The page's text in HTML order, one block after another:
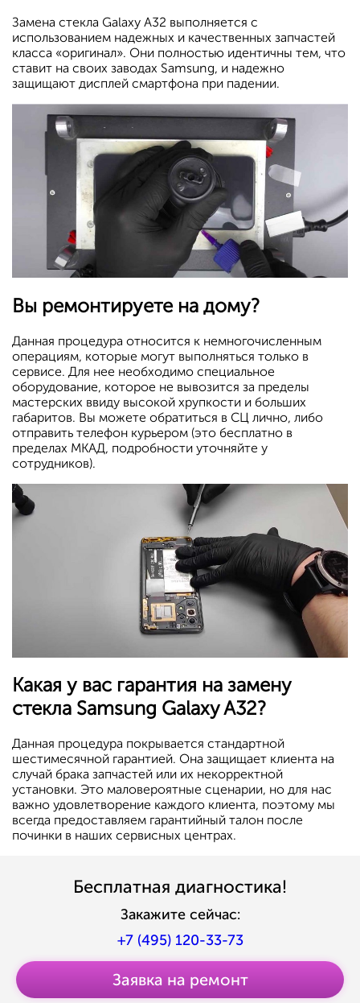
Замена стекла Galaxy A32 выполняется с
использованием надежных и качественных запчастей
класса «оригинал». Они полностью идентичны тем, что
ставит на своих заводах Samsung, и надежно
защищают дисплей смартфона при падении.
Вы ремонтируете на дому?
Данная процедура относится к немногочисленным
операциям, которые могут выполняться только в
сервисе. Для нее необходимо специальное
оборудование, которое не вывозится за пределы
мастерских ввиду высокой хрупкости и больших
габаритов. Вы можете обратиться в СЦ лично, либо
отправить телефон курьером (это бесплатно в
пределах МКАД, подробности уточняйте у
сотрудников).
Какая у вас гарантия на замену
стекла Samsung Galaxy A32?
Данная процедура покрывается стандартной
шестимесячной гарантией. Она защищает клиента на
случай брака запчастей или их некорректной
установки. Это маловероятные сценарии, но для нас
важно удовлетворение каждого клиента, поэтому мы
всегда предоставляем гарантийный талон после
починки в наших сервисных центрах.
Бесплатная диагностика!
Закажите сейчас:
+7 (495) 120-33-73
Заявка на ремонт